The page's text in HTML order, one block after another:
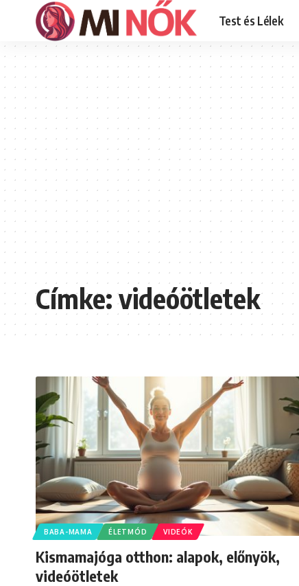
Test és Lélek
Címke:videóötletek
BABA-MAMA ÉLETMÓD VIDEÓK
Kismamajóga otthon: alapok, előnyök,
videóötletek